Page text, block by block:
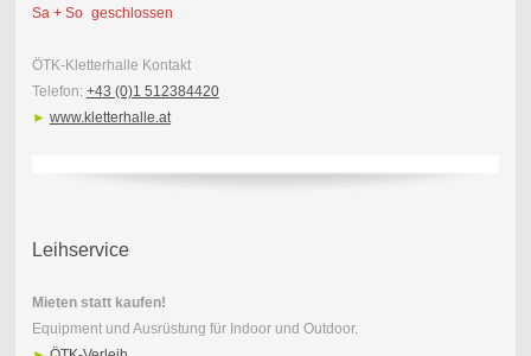
Sa + So geschlossen
ÖTK-Kletterhalle Kontakt
Telefon: +43 (0)1 512384420
► www.kletterhalle.at
Leihservice
Mieten statt kaufen!
Equipment und Ausrüstung für Indoor und Outdoor.